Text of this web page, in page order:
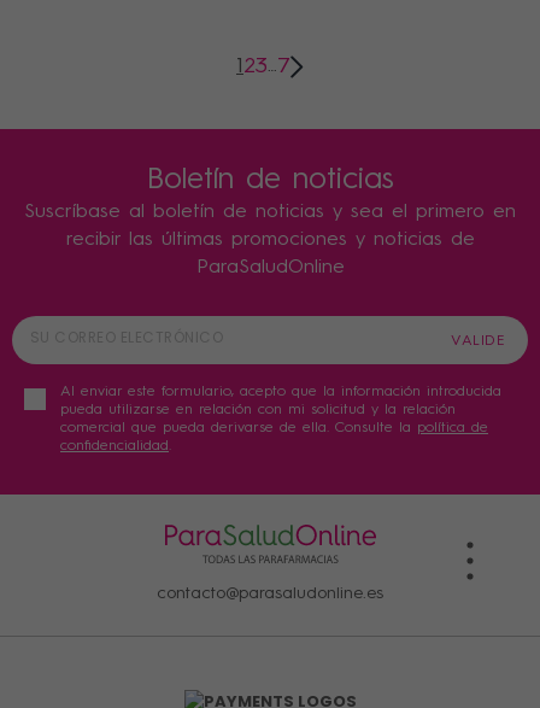
1 23…7
Boletín de noticias
Suscríbase al boletín de noticias y sea el primero en
recibir las últimas promociones y noticias de
ParaSaludOnline
Al enviar este formulario, acepto que la información introducida
pueda utilizarse en relación con mi solicitud y la relación
comercial que pueda derivarse de ella. Consulte la política de
confidencialidad .
contacto@parasaludonline.es